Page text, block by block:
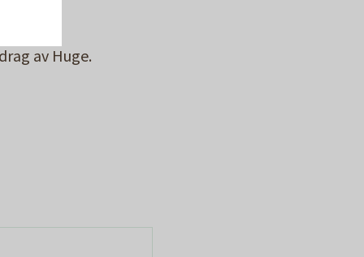
av Huge.